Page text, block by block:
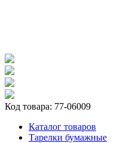
Код товара: 77-06009
Каталог товаров
Тарелки бумажные